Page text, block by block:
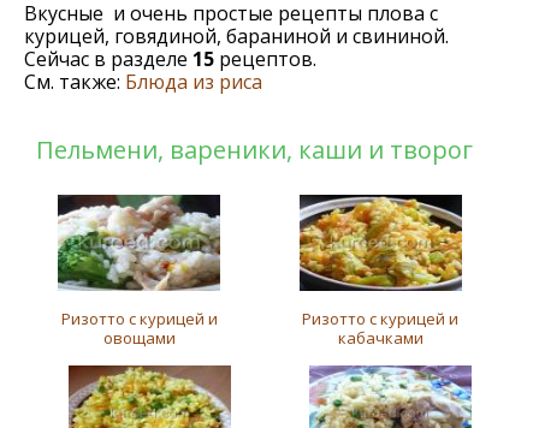
Вкусные и очень простые рецепты плова с
курицей, говядиной, бараниной и свининой.
Сейчас в разделе 15 рецептов.
См. также: Блюда из риса
Пельмени, вареники, каши и творог
Ризотто с курицей и
овощами
Ризотто с курицей и
кабачками